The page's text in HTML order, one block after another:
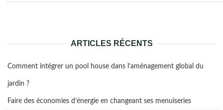
ARTICLES RÉCENTS
Comment intégrer un pool house dans l’aménagement global du
jardin ?
Faire des économies d’énergie en changeant ses menuiseries